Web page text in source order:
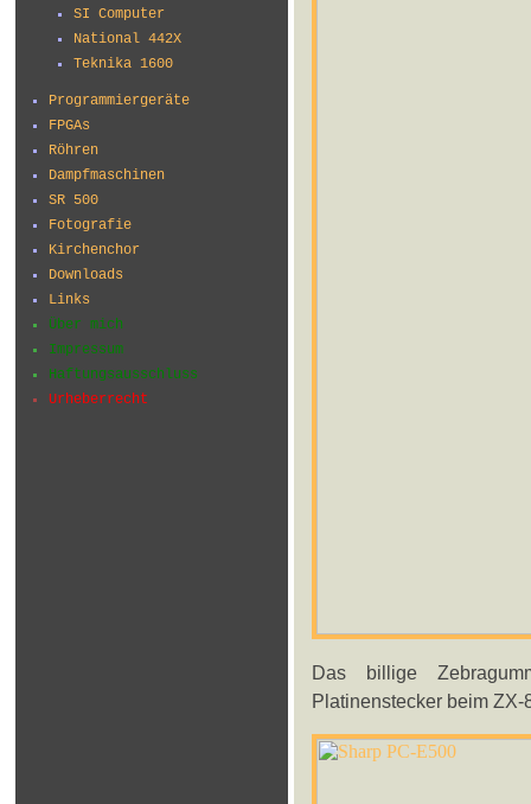
SI Computer
National 442X
Teknika 1600
Programmiergeräte
FPGAs
Röhren
Dampfmaschinen
SR 500
Fotografie
Kirchenchor
Downloads
Links
Über mich
Impressum
Haftungsausschluss
Urheberrecht
Das billige
Platinenstecker beim ZX-